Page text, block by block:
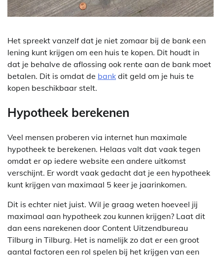
Het spreekt vanzelf dat je niet zomaar bij de bank een
lening kunt krijgen om een huis te kopen. Dit houdt in
dat je behalve de aflossing ook rente aan de bank moet
betalen. Dit is omdat de bank dit geld om je huis te
kopen beschikbaar stelt.
Hypotheek berekenen
Veel mensen proberen via internet hun maximale
hypotheek te berekenen. Helaas valt dat vaak tegen
omdat er op iedere website een andere uitkomst
verschijnt. Er wordt vaak gedacht dat je een hypotheek
kunt krijgen van maximaal 5 keer je jaarinkomen.
Dit is echter niet juist. Wil je graag weten hoeveel jij
maximaal aan hypotheek zou kunnen krijgen? Laat dit
dan eens narekenen door Content Uitzendbureau
Tilburg in Tilburg. Het is namelijk zo dat er een groot
aantal factoren een rol spelen bij het krijgen van een